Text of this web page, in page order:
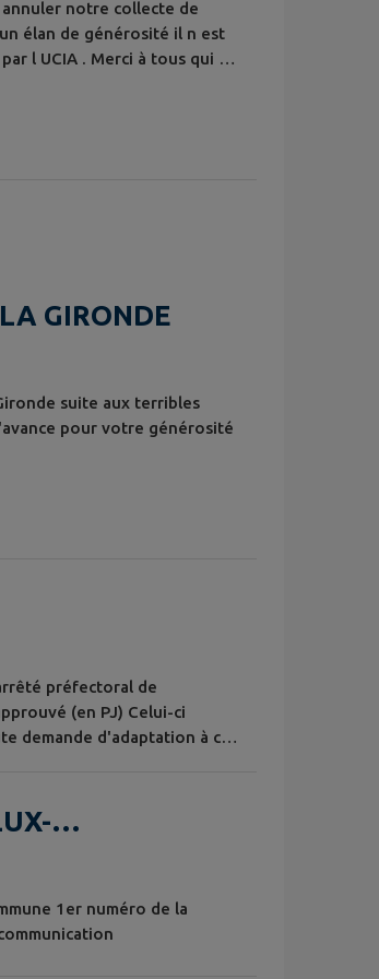
notre collecte de
élan de générosité il n est
l UCIA . Merci à tous qui se
GIRONDE
suite aux terribles
pour votre générosité
préfectoral de
(en PJ) Celui-ci
demande d'adaptation à ces
1er numéro de la